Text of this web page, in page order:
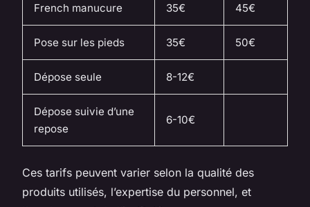
French manucure 35€ 45€
Pose sur les pieds 35€ 50€
Dépose seule 8-12€
Dépose suivie d’une
repose
6-10€
Ces tarifs peuvent varier selon la qualité des
produits utilisés, l’expertise du personnel, et